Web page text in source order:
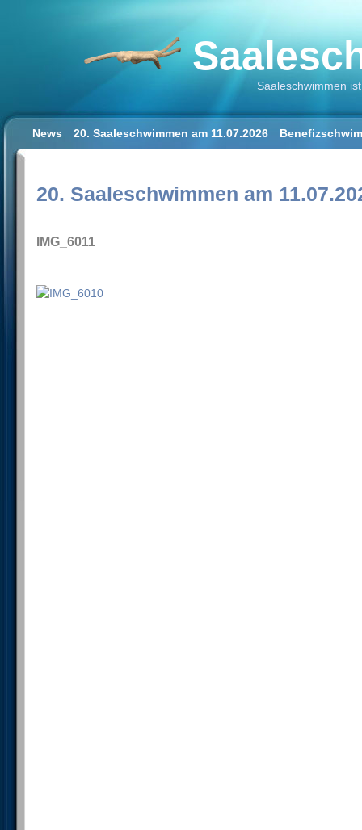
Saaleschwimmen
News 20. Saaleschwimmen am 11.07.2026
20. Saaleschwimmen am
IMG_6011